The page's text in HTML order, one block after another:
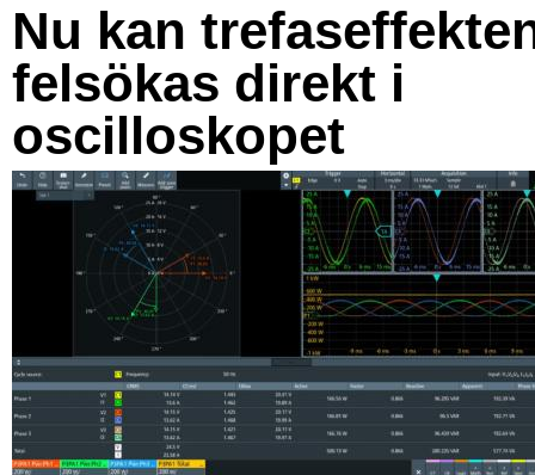
Nu kan
felsökas direkt i
oscilloskopet